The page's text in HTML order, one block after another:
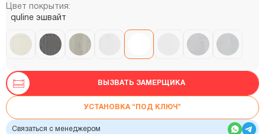
Цвет покрытия:
quline эшвайт
ВЫЗВАТЬ ЗАМЕРЩИКА
УСТАНОВКА “ПОД КЛЮЧ”
Связаться с менеджером